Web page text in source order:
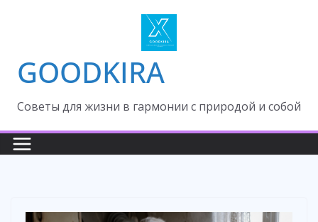
GOODKIRA
Cоветы для жизни в гармонии с природой и собой